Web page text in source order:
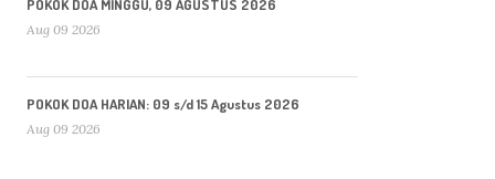
POKOK DOA MINGGU, 09 AGUSTUS 2026
Aug 09 2026
POKOK DOA HARIAN: 09 s/d 15 Agustus 2026
Aug 09 2026